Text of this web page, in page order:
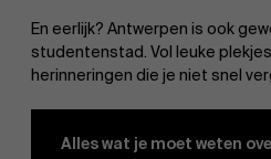
En eerlijk? Antwerpen is ook
studentenstad. Vol leuke
herinneringen die je niet snel
Alles wat je moet weten